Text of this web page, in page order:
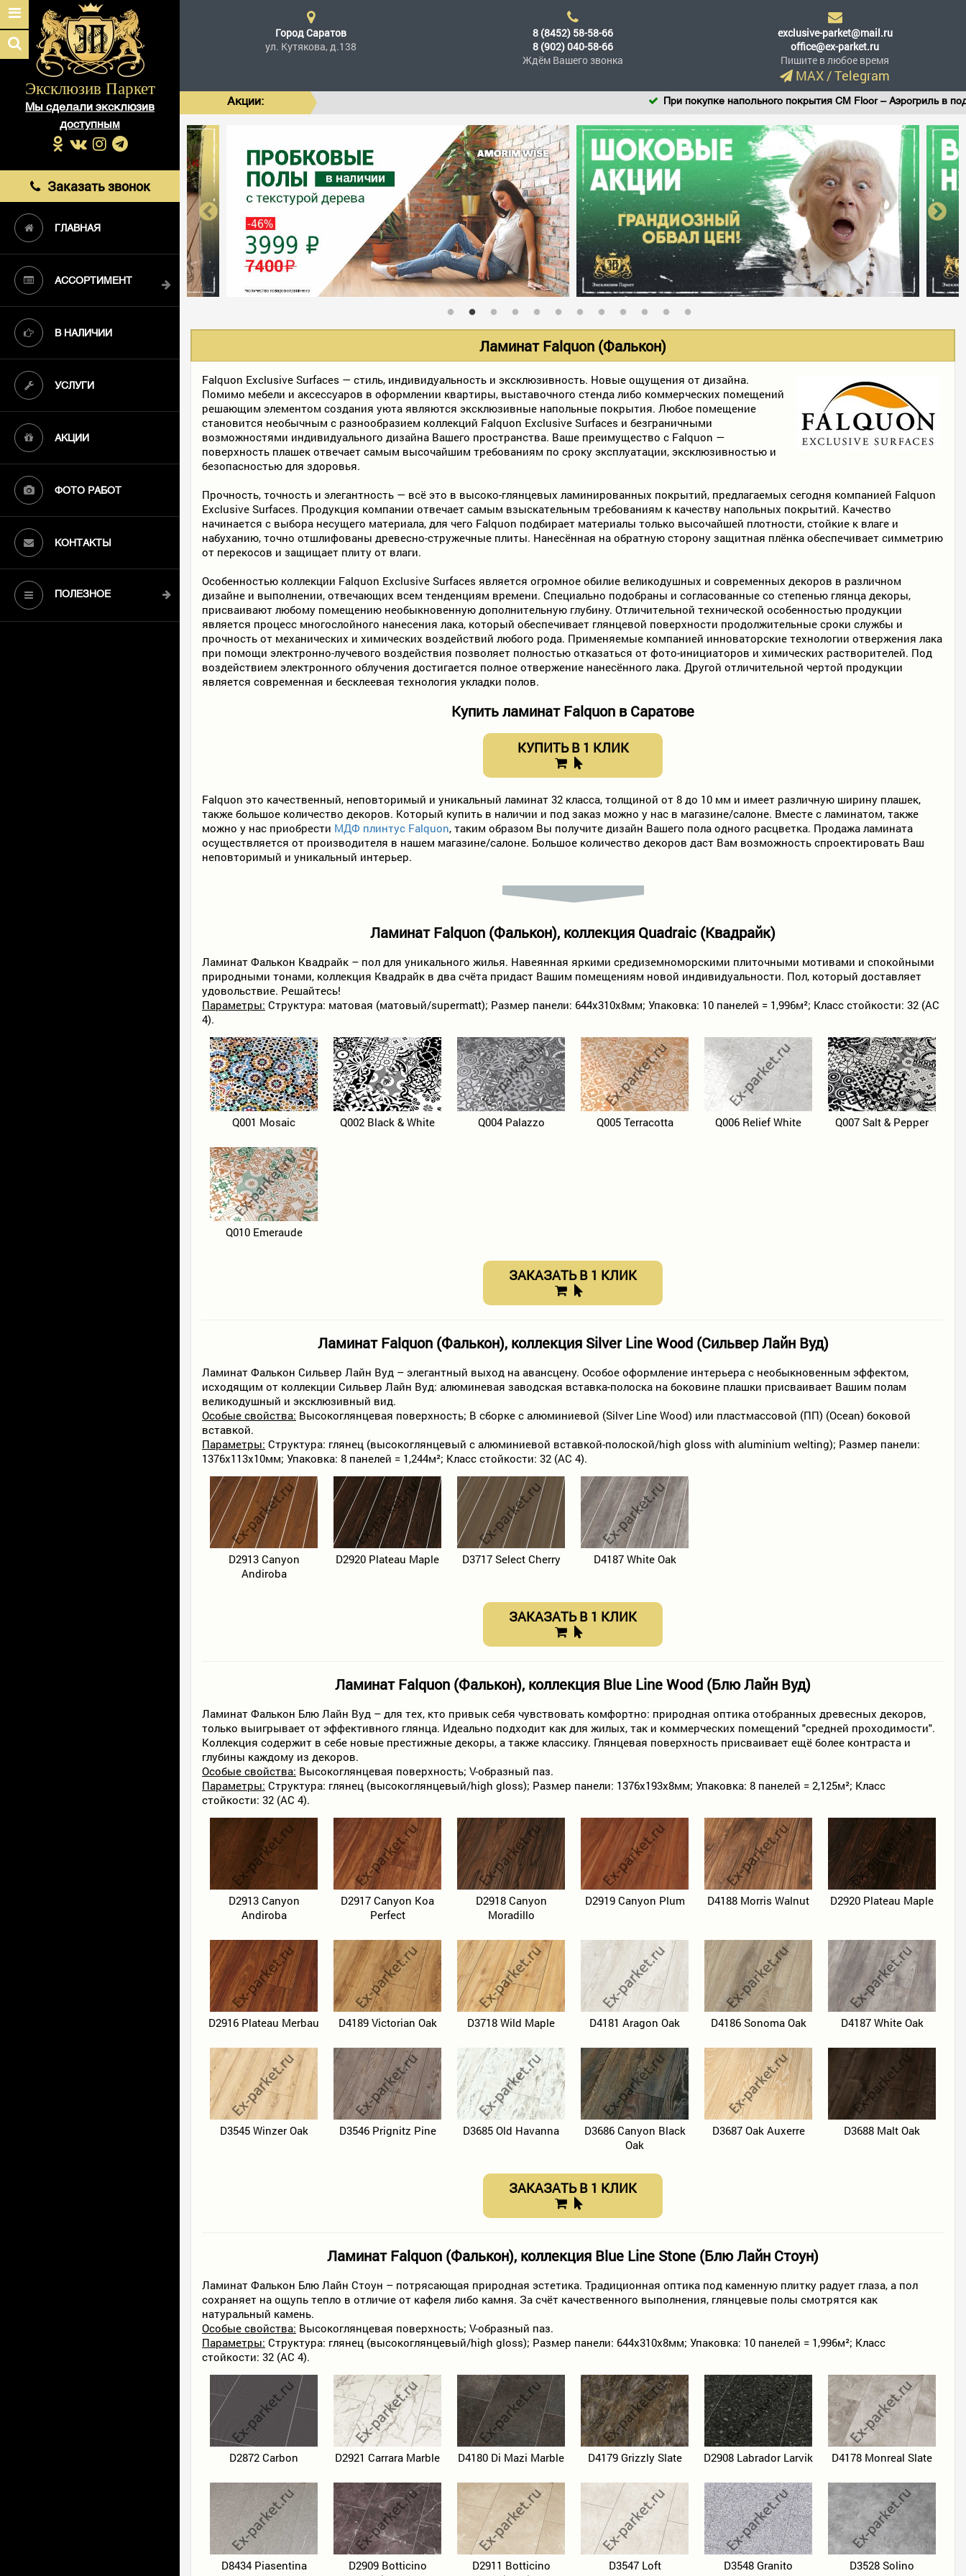
Эксклюзив Паркет
Мы сделали эксклюзив
доступным
Заказать звонок
ГЛАВНАЯ
АССОРТИМЕНТ
В НАЛИЧИИ
УСЛУГИ
АКЦИИ
ФОТО РАБОТ
КОНТАКТЫ
ПОЛЕЗНОЕ
ГородСаратов
ул. Кутякова, д.138
8 (8452) 58-58-66
8 (902) 040-58-66
Ждём Вашего звонка
exclusive-parket@mail.ru
office@ex-parket.ru
Пишите в любое время
MAX/Telegram
Акции: При покупке напольного покрытия CM Floor – Аэрогриль в подарок!
Ламинат Falquon (Фалькон)
Falquon Exclusive Surfaces — стиль, индивидуальность и эксклюзивность. Новые ощущения от дизайна.
Помимо мебели и аксессуаров в оформлении квартиры, выставочного стенда либо коммерческих помещений
решающим элементом создания уюта являются эксклюзивные напольные покрытия. Любое помещение
становится необычным с разнообразием коллекций Falquon Exclusive Surfaces и безграничными
возможностями индивидуального дизайна Вашего пространства. Ваше преимущество с Falquon —
поверхность плашек отвечает самым высочайшим требованиям по сроку эксплуатации, эксклюзивностью и
безопасностью для здоровья.
Прочность, точность и элегантность — всё это в высоко-глянцевых ламинированных покрытий, предлагаемых сегодня компанией Falquon
Exclusive Surfaces. Продукция компании отвечает самым взыскательным требованиям к качеству напольных покрытий. Качество
начинается с выбора несущего материала, для чего Falquon подбирает материалы только высочайшей плотности, стойкие к влаге и
набуханию, точно отшлифованы древесно-стружечные плиты. Нанесённая на обратную сторону защитная плёнка обеспечивает симметрию
от перекосов и защищает плиту от влаги.
Особенностью коллекции Falquon Exclusive Surfaces является огромное обилие великодушных и современных декоров в различном
дизайне и выполнении, отвечающих всем тенденциям времени. Специально подобраны и согласованные со степенью глянца декоры,
присваивают любому помещению необыкновенную дополнительную глубину. Отличительной технической особенностью продукции
является процесс многослойного нанесения лака, который обеспечивает глянцевой поверхности продолжительные сроки службы и
прочность от механических и химических воздействий любого рода. Применяемые компанией инноваторские технологии отвержения лака
при помощи электронно-лучевого воздействия позволяет полностью отказаться от фото-инициаторов и химических растворителей. Под
воздействием электронного облучения достигается полное отвержение нанесённого лака. Другой отличительной чертой продукции
является современная и бесклеевая технология укладки полов.
Купить ламинат Falquon в Саратове
КУПИТЬ В 1 КЛИК
Falquon это качественный, неповторимый и уникальный ламинат 32 класса, толщиной от 8 до 10 мм и имеет различную ширину плашек,
также большое количество декоров. Который купить в наличии и под заказ можно у нас в магазине/салоне. Вместе с ламинатом, также
можно у нас приобрести МДФ плинтус Falquon, таким образом Вы получите дизайн Вашего пола одного расцветка. Продажа ламината
осуществляется от производителя в нашем магазине/салоне. Большое количество декоров даст Вам возможность спроектировать Ваш
неповторимый и уникальный интерьер.
Ламинат Falquon (Фалькон), коллекция Quadraic (Квадрайк)
Ламинат Фалькон Квадрайк – пол для уникального жилья. Навеянная яркими средиземноморскими плиточными мотивами и спокойными
природными тонами, коллекция Квадрайк в два счёта придаст Вашим помещениям новой индивидуальности. Пол, который доставляет
удовольствие. Решайтесь!
Параметры: Структура: матовая (матовый/supermatt); Размер панели: 644х310х8мм; Упаковка: 10 панелей = 1,996м²; Класс стойкости: 32 (AC
4).
Q001 Mosaic Q002 Black & White Q004 Palazzo Q005 Terracotta Q006 Relief White Q007 Salt & Pepper
Q010 Emeraude
ЗАКАЗАТЬ В 1 КЛИК
Ламинат Falquon (Фалькон), коллекция Silver Line Wood (Сильвер Лайн Вуд)
Ламинат Фалькон Сильвер Лайн Вуд – элегантный выход на авансцену. Особое оформление интерьера с необыкновенным эффектом,
исходящим от коллекции Сильвер Лайн Вуд: алюминевая заводская вставка-полоска на боковине плашки присваивает Вашим полам
великодушный и эксклюзивный вид.
Особые свойства: Высокоглянцевая поверхность; В сборке с алюминиевой (Silver Line Wood) или пластмассовой (ПП) (Ocean) боковой
вставкой.
Параметры: Структура: глянец (высокоглянцевый c алюминиевой вставкой-полоской/high gloss with aluminium welting); Размер панели:
1376х113х10мм; Упаковка: 8 панелей = 1,244м²; Класс стойкости: 32 (AC 4).
D2913 Canyon
Andiroba
D2920 Plateau Maple D3717 Select Cherry D4187 White Oak
ЗАКАЗАТЬ В 1 КЛИК
Ламинат Falquon (Фалькон), коллекция Blue Line Wood (Блю Лайн Вуд)
Ламинат Фалькон Блю Лайн Вуд – для тех, кто привык себя чувствовать комфортно: природная оптика отобранных древесных декоров,
только выигрывает от эффективного глянца. Идеально подходит как для жилых, так и коммерческих помещений "средней проходимости".
Коллекция содержит в себе новые престижные декоры, а также классику. Глянцевая поверхность присваивает ещё более контраста и
глубины каждому из декоров.
Особые свойства: Высокоглянцевая поверхность; V-образный паз.
Параметры: Структура: глянец (высокоглянцевый/high gloss); Размер панели: 1376х193х8мм; Упаковка: 8 панелей = 2,125м²; Класс
стойкости: 32 (AC 4).
D2913 Canyon
Andiroba
D2917 Canyon Koa
Perfect
D2918 Canyon
Moradillo
D2919 Canyon Plum D4188 Morris Walnut D2920 Plateau Maple
D2916 Plateau Merbau D4189 Victorian Oak D3718 Wild Maple D4181 Aragon Oak D4186 Sonoma Oak D4187 White Oak
D3545 Winzer Oak D3546 Prignitz Pine D3685 Old Havanna
D3686 Canyon Black
Oak
D3687 Oak Auxerre D3688 Malt Oak
ЗАКАЗАТЬ В 1 КЛИК
Ламинат Falquon (Фалькон), коллекция Blue Line Stone (Блю Лайн Стоун)
Ламинат Фалькон Блю Лайн Стоун – потрясающая природная эстетика. Традиционная оптика под каменную плитку радует глаза, а пол
сохраняет на ощупь тепло в отличие от кафеля либо камня. За счёт качественного выполнения, глянцевые полы смотрятся как
натуральный камень.
Особые свойства: Высокоглянцевая поверхность; V-образный паз.
Параметры: Структура: глянец (высокоглянцевый/high gloss); Размер панели: 644х310х8мм; Упаковка: 10 панелей = 1,996м²; Класс
стойкости: 32 (AC 4).
D2872 Carbon D2921 Carrara Marble D4180 Di Mazi Marble D4179 Grizzly Slate D2908 Labrador Larvik D4178 Monreal Slate
D8434 Piasentina
D2909 Botticino
D2911 Botticino
D3547 Loft D3548 Granito D3528 Solino